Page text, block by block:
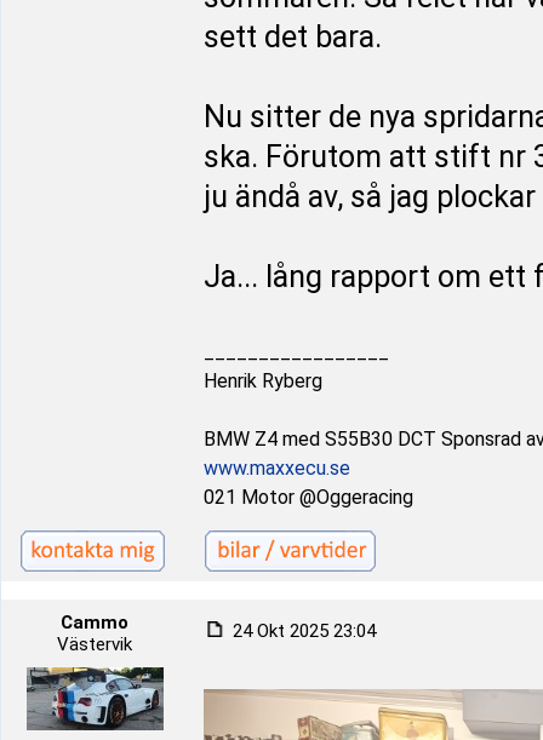
sett det bara.
Nu sitter de nya
ska. Förutom att stift nr
ju ändå av, så jag
Ja... lång rapport om ett
Henrik Ryberg
BMW Z4 med S55B30 DCT Sponsrad
www.maxxecu.se
021 Motor @Oggeracing
Cammo
Västervik
24 Okt 2025 23:04